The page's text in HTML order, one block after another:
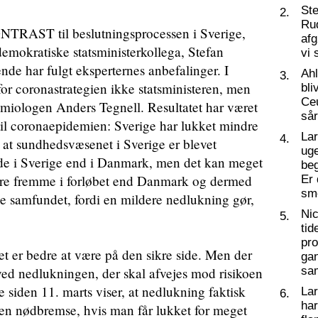
til beslutningsprocessen i Sverige,
statsministerkollega, Stefan
har fulgt eksperternes anbefalinger. I
coronastrategien ikke statsministeren, men
Anders Tegnell. Resultatet har været
coronaepidemien: Sverige har lukket mindre
sundhedsvæsenet i Sverige er blevet
i Sverige end i Danmark, men det kan meget
fremme i forløbet end Danmark og dermed
samfundet, fordi en mildere nedlukning gør,
er bedre at være på den sikre side. Men der
nedlukningen, der skal afvejes mod risikoen
siden 11. marts viser, at nedlukning faktisk
nødbremse, hvis man får lukket for meget
2.
vi
3.
4.
Er
5.
6.